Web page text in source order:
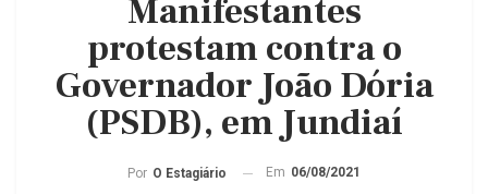
Manifestantes
protestam contra o
Governador João Dória
(PSDB), em Jundiaí
Por O Estagiário Em 06/08/2021